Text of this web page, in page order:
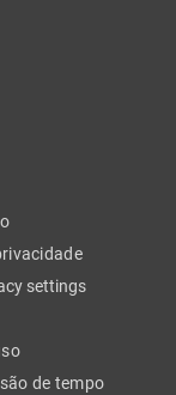
settings
de tempo